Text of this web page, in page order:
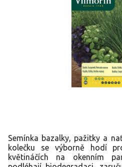
Semínka bazalky, pažitky a
kolečku se výborně hodí
květináčích na okenním